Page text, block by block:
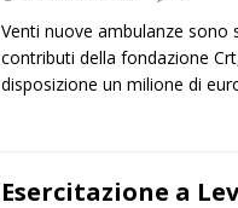
Venti nuove ambulanze sono
contributi della fondazione
disposizione un milione di
Esercitazione a